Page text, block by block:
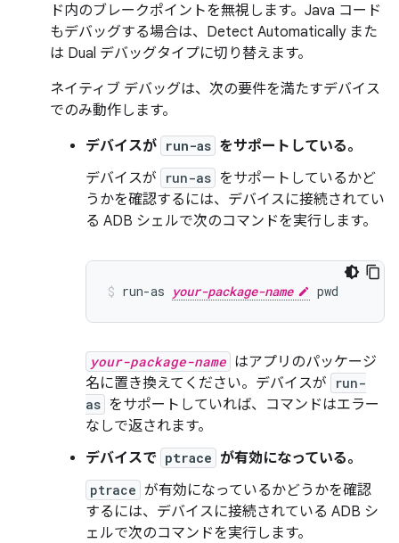
ド内のブレークポイントを無視します。Java コード
もデバッグする場合は、Detect Automatically また
は Dual デバッグタイプに切り替えます。
ネイティブ デバッグは、次の要件を満たすデバイス
でのみ動作します。
デバイスが run-as をサポートしている。
デバイスが
run-as をサポートしているかど
うかを確認するには、デバイスに接続されてい
る ADB シェルで次のコマンドを実行します。
run-as your-package-name
your-package-name はアプリのパッケージ
名に置き換えてください。デバイスが
run-
as をサポートしていれば、コマンドはエラー
なしで返されます。
デバイスで ptrace が有効になっている。
ptrace が有効になっているかどうかを確認
するには、デバイスに接続されている ADB シ
ェルで次のコマンドを実行します。